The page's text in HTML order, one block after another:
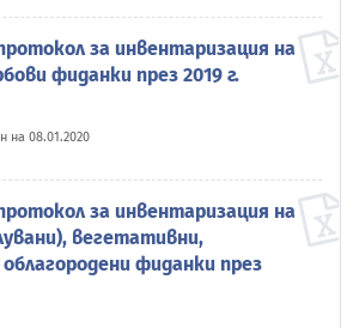
за инвентаризация на
фиданки през 2019 г.
на 08.01.2020
за инвентаризация на
вегетативни,
фиданки през